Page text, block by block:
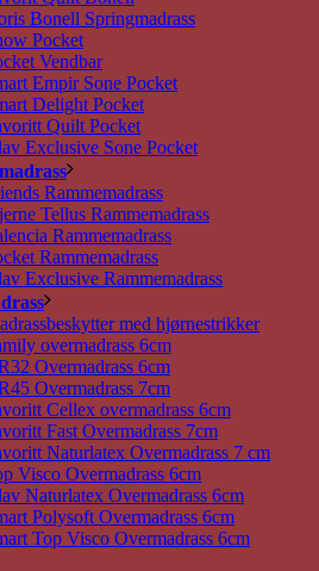
Bonell Springmadrass
Pocket
Vendbar
Empir Sone Pocket
Delight Pocket
Quilt Pocket
Exclusive Sone Pocket
Rammemadrass
Tellus Rammemadrass
Rammemadrass
Rammemadrass
Exclusive Rammemadrass
med hjørnestrikker
overmadrass 6cm
Overmadrass 6cm
Overmadrass 7cm
Cellex overmadrass 6cm
Fast Overmadrass 7cm
Naturlatex Overmadrass 7 cm
Visco Overmadrass 6cm
Naturlatex Overmadrass 6cm
Polysoft Overmadrass 6cm
Top Visco Overmadrass 6cm